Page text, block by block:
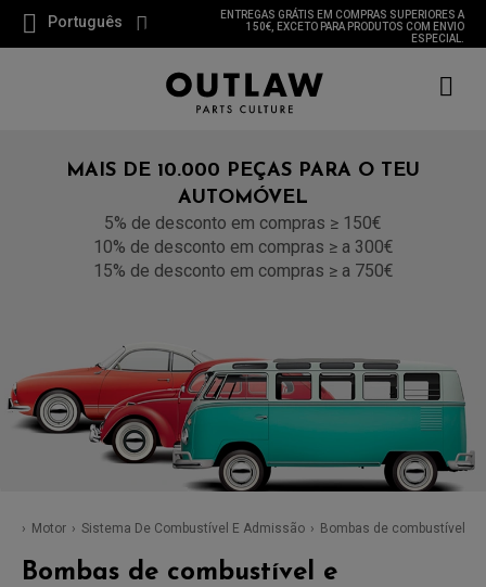
Português
ENTREGAS GRÁTIS EM COMPRAS SUPERIORES A
150€, EXCETO PARA PRODUTOS COM ENVIO
ESPECIAL.
MAIS DE 10.000 PEÇAS PARA O TEU
AUTOMÓVEL
5% de desconto em compras ≥ 150€
10% de desconto em compras ≥ a 300€
15% de desconto em compras ≥ a 750€
Motor Sistema De Combustível E Admissão Bombas de combustível e
Bombas de combustível e